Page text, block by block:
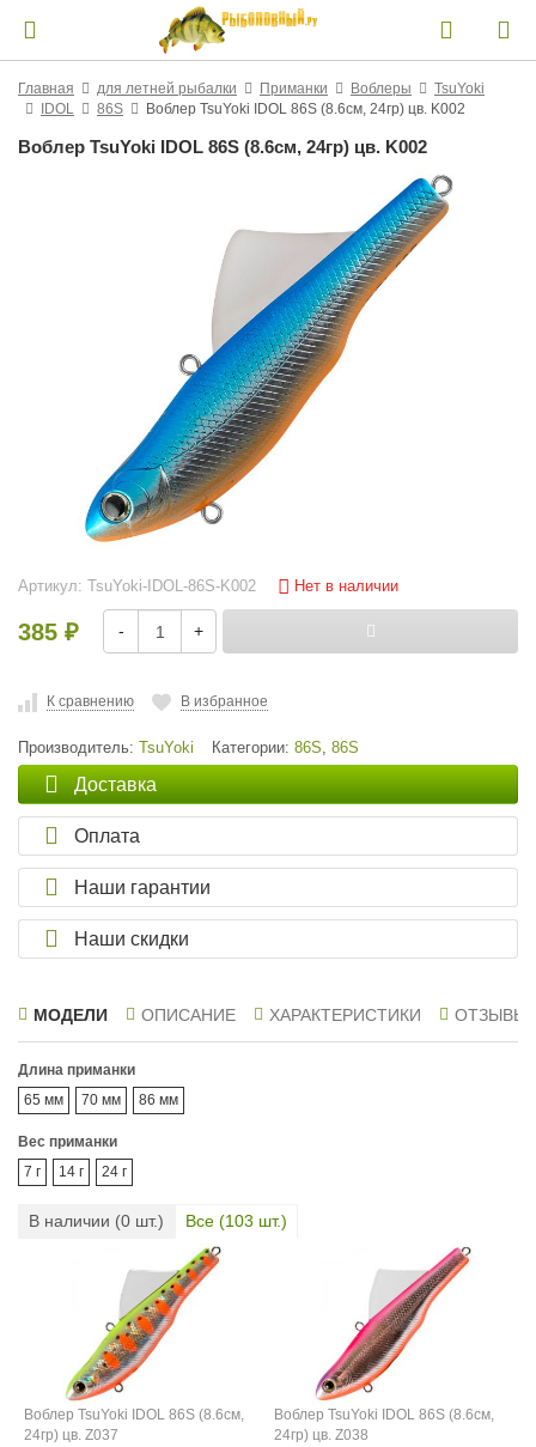
Главная для летней рыбалки Приманки Воблеры
TsuYoki
IDOL
86S Воблер TsuYoki IDOL 86S (8.6см, 24гр) цв. K002
Воблер TsuYoki IDOL 86S (8.6см, 24гр) цв. K002
Артикул: TsuYoki-IDOL-86S-K002 Нет в наличии
385 ₽ - +
К сравнению В избранное
Производитель: TsuYoki Категории: 86S, 86S
Доставка
Оплата
Наши гарантии
Наши скидки
МОДЕЛИ ОПИСАНИЕ ХАРАКТЕРИСТИКИ ОТЗЫВЫ
Длина приманки
65 мм
70 мм 86 мм
Вес приманки
7 г
14 г 24 г
В наличии (0 шт.) Все (103 шт.)
Воблер TsuYoki IDOL 86S (8.6см,
24гр) цв. Z037
Воблер TsuYoki IDOL 86S (8.6см,
24гр) цв. Z038